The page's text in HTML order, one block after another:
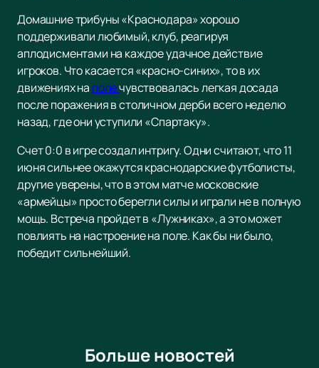
Домашние трибуны «Краснодара» хорошо
поддерживали любимый, клуб, реагируя
аплодисментами на каждое удачное действие
игроков. Что касается «красно-синих», то в их
движениях на полечувствовалась легкая досада
после поражения в столичном дерби всего неделю
назад, где они уступили «Спартаку».
Счет 0:0 в игре создал интригу. Одни считают, что 11
июня сильнее окажутся краснодарские футболисты,
другие уверены, что в этом матче московские
«армейцы» просто берегли силы и играли не в полную
мощь. Встреча пройдет в «Лужниках», а это может
повлиять на настроение на поле. Как бы ни было,
победит сильнейший.
Больше новостей